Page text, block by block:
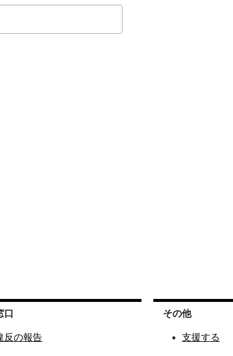
口
反の報告
その他
支援する